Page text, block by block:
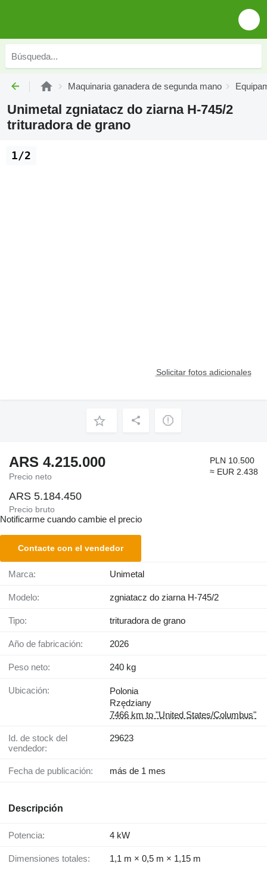
Maquinaria ganadera de segunda mano
Unimetal zgniatacz do ziarna H-745/2
trituradora de grano
Solicitar fotos adicionales
1/2
ARS 4.215.000
Precio neto
PLN 10.500
≈ EUR 2.438
ARS 5.184.450
Precio bruto
Notificarme cuando cambie el precio
Contacte con el vendedor
Marca: Unimetal
Modelo: zgniatacz do ziarna H-745/2
Tipo: trituradora de grano
Año de fabricación: 2026
Peso neto: 240 kg
Ubicación:
Polonia
Rzędziany
7466 km to "United States/Columbus"
Id. de stock del
vendedor:
29623
Fecha de publicación: más de 1 mes
Descripción
Potencia: 4 kW
Dimensiones totales: 1,1 m × 0,5 m × 1,15 m